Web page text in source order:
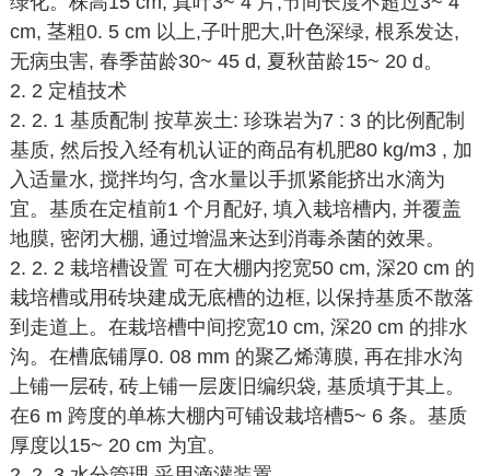
cm, 茎粗0. 5 cm 以上,子叶肥大,叶色深绿, 根系发达,
无病虫害, 春季苗龄30~ 45 d, 夏秋苗龄15~ 20 d。
2. 2 定植技术
2. 2. 1 基质配制 按草炭土: 珍珠岩为7 : 3 的比例配制
基质, 然后投入经有机认证的商品有机肥80 kg/m3 , 加
入适量水, 搅拌均匀, 含水量以手抓紧能挤出水滴为
宜。基质在定植前1 个月配好, 填入栽培槽内, 并覆盖
地膜, 密闭大棚, 通过增温来达到消毒杀菌的效果。
2. 2. 2 栽培槽设置 可在大棚内挖宽50 cm, 深20 cm 的
栽培槽或用砖块建成无底槽的边框, 以保持基质不散落
到走道上。在栽培槽中间挖宽10 cm, 深20 cm 的排水
沟。在槽底铺厚0. 08 mm 的聚乙烯薄膜, 再在排水沟
上铺一层砖, 砖上铺一层废旧编织袋, 基质填于其上。
在6 m 跨度的单栋大棚内可铺设栽培槽5~ 6 条。基质
厚度以15~ 20 cm 为宜。